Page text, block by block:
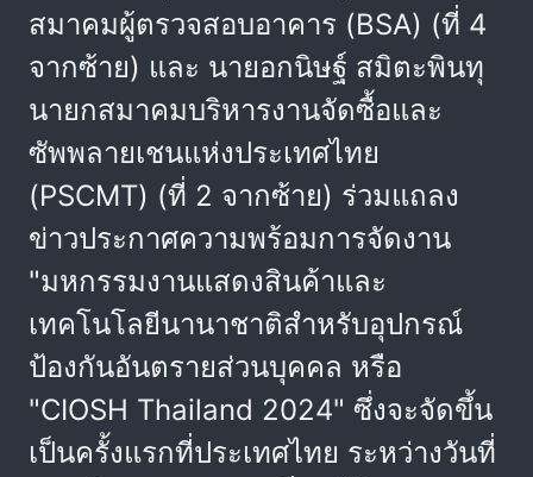
สมาคมผู้ตรวจสอบอาคาร (BSA) (ที่ 4
จากซ้าย) และ นายอกนิษฐ์ สมิตะพินทุ
นายกสมาคมบริหารงานจัดซื้อและ
ซัพพลายเชนแห่งประเทศไทย
(PSCMT) (ที่ 2 จากซ้าย) ร่วมแถลง
ข่าวประกาศความพร้อมการจัดงาน
"มหกรรมงานแสดงสินค้าและ
เทคโนโลยีนานาชาติสำหรับอุปกรณ์
ป้องกันอันตรายส่วนบุคคล หรือ
"CIOSH Thailand 2024" ซึ่งจะจัดขึ้น
เป็นครั้งแรกที่ประเทศไทย ระหว่างวันที่